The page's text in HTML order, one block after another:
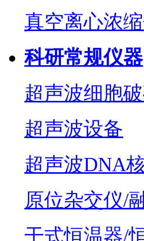
真空离心浓
科研常规仪器
超声波细胞
超声波设备
超声波DNA
原位杂交仪/
干式恒温器/